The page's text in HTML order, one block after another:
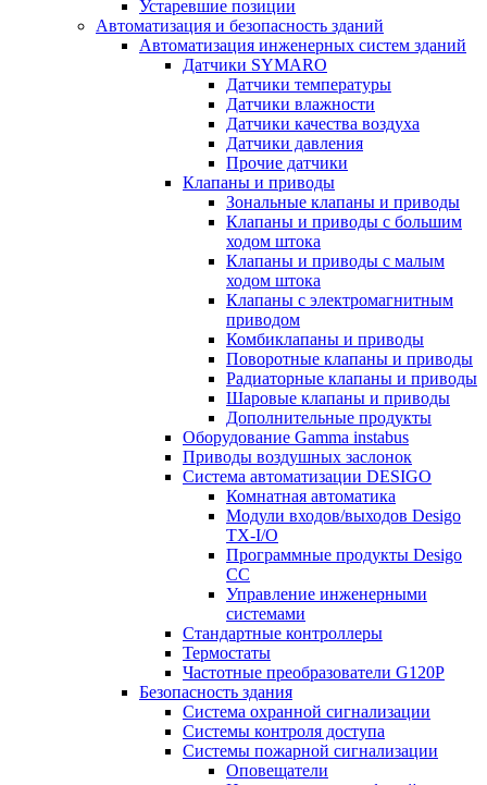
Устаревшие позиции
Автоматизация и безопасность зданий
Автоматизация инженерных систем зданий
Датчики SYMARO
Датчики температуры
Датчики влажности
Датчики качества воздуха
Датчики давления
Прочие датчики
Клапаны и приводы
Зональные клапаны и приводы
Клапаны и приводы с большим
ходом штока
Клапаны и приводы с малым
ходом штока
Клапаны с электромагнитным
приводом
Комбиклапаны и приводы
Поворотные клапаны и приводы
Радиаторные клапаны и приводы
Шаровые клапаны и приводы
Дополнительные продукты
Оборудование Gamma instabus
Приводы воздушных заслонок
Система автоматизации DESIGO
Комнатная автоматика
Модули входов/выходов Desigo
TX-I/O
Программные продукты Desigo
CC
Управление инженерными
системами
Стандартные контроллеры
Термостаты
Частотные преобразователи G120P
Безопасность здания
Система охранной сигнализации
Системы контроля доступа
Системы пожарной сигнализации
Оповещатели